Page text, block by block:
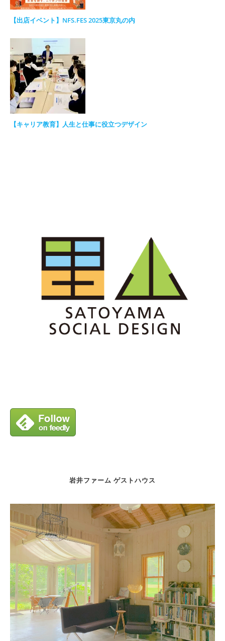
【出店イベント】NFS.FES 2025東京丸の内
【キャリア教育】人生と仕事に役立つデザイン
岩井ファーム ゲストハウス